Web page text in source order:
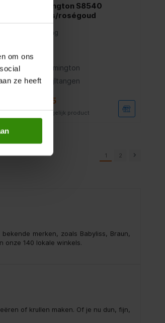
om ons
ze heeft
Remington S8540
Brons/roségoud
Stijltang
Remington
Stijltangen
59,95
Vergelijk product
1 2
merken, zoals Babyliss, Braun,
onze 140 lokale winkels.
of krullen maken. Of je nu dun, fijn,